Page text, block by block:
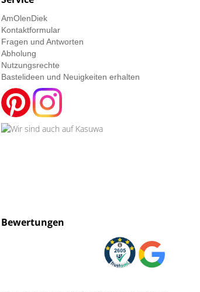
AmOlenDiek
Kontaktformular
Fragen und Antworten
Abholung
Nutzungsrechte
Bastelideen und Neuigkeiten erhalten
Bewertungen